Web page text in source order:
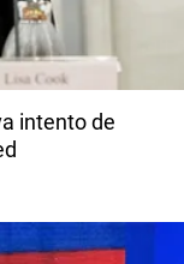
intento de